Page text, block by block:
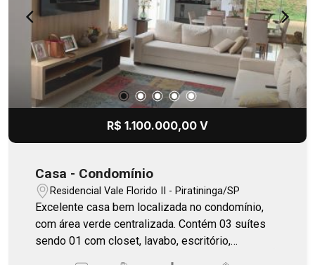
R$ 1.100.000,00 V
Casa - Condomínio
Residencial Vale Florido II - Piratininga/SP
Excelente casa bem localizada no condomínio,
com área verde centralizada. Contém 03 suítes
sendo 01 com closet, lavabo, escritório,